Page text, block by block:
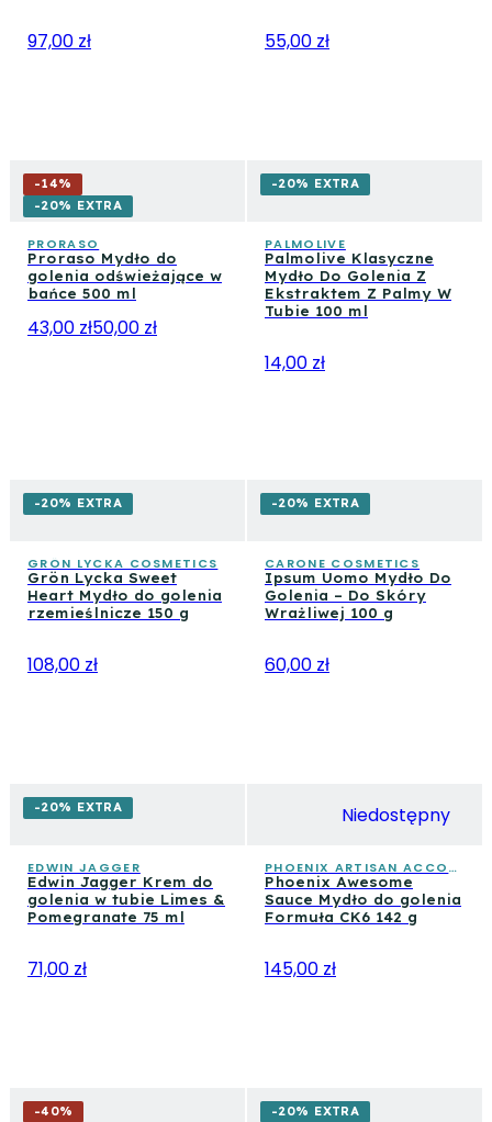
97,00 zł 55,00 zł
-14%
-20% EXTRA
PRORASO
Proraso Mydło do
golenia odświeżające w
bańce 500 ml
43,00 zł50,00 zł
-20% EXTRA
PALMOLIVE
Palmolive Klasyczne
Mydło Do Golenia Z
Ekstraktem Z Palmy W
Tubie 100 ml
14,00 zł
-20% EXTRA
GRÖN LYCKA COSMETICS
Grön Lycka Sweet
Heart Mydło do golenia
rzemieślnicze 150 g
108,00 zł
-20% EXTRA
CARONE COSMETICS
Ipsum Uomo Mydło Do
Golenia – Do Skóry
Wrażliwej 100 g
60,00 zł
-20% EXTRA
EDWIN JAGGER
Edwin Jagger Krem do
golenia w tubie Limes &
Pomegranate 75 ml
71,00 zł
Niedostępny
PHOENIX ARTISAN ACCOUTREMENTS
Phoenix Awesome
Sauce Mydło do golenia
Formuła CK6 142 g
145,00 zł
-40% -20% EXTRA